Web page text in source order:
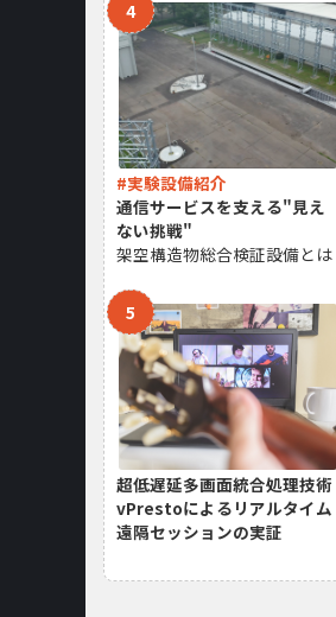
#実験設備紹介
通信サービスを支える"見え
ない挑戦"
架空構造物総合検証設備とは
超低遅延多画面統合処理技術
vPrestoによるリアルタイム
遠隔セッションの実証